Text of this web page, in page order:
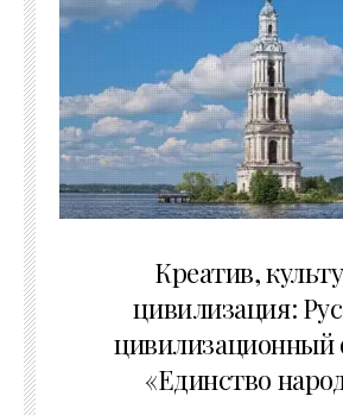
Креатив,
цивилизация:
«Единство